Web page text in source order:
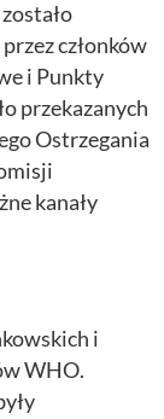
członków
i Punkty
przekazanych
Ostrzegania
kanały
i
WHO.